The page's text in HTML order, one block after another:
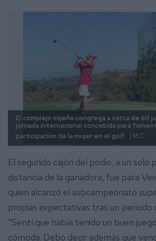
El complejo mijeño congrega a cerca de 60
jornada internacional concebida para
participación de la mujer en el golf
| M.C.
El segundo cajón del podio, a un solo
distancia de la ganadora, fue para
quien alcanzó el subcampeonato
propias expectativas tras un periodo
“Sentí que había tenido un buen
cómoda. Debo decir además que